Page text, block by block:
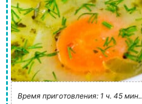
Время приготовления: 1 ч. 45 мин..